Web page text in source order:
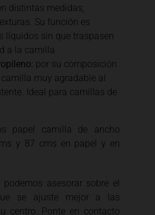
distintas medidas,
Su función es
líquidos sin que traspasen
a la camilla
por su composición
muy agradable al
Ideal para camillas de
papel camilla de ancho
y 87 cms en papel y en
podemos asesorar sobre el
se ajuste mejor a las
centro. Ponte en contacto